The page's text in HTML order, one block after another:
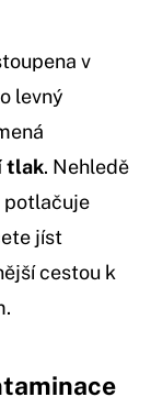
v
levný
tlak. Nehledě
potlačuje
jíst
cestou k